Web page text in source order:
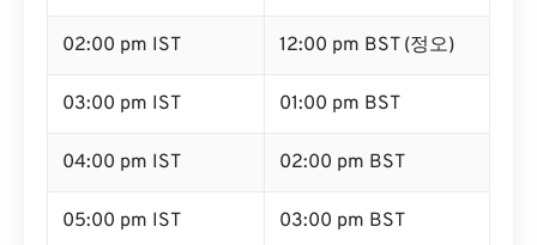
02:00 pm IST 12:00 pm BST (정오)
03:00 pm IST 01:00 pm BST
04:00 pm IST 02:00 pm BST
05:00 pm IST 03:00 pm BST